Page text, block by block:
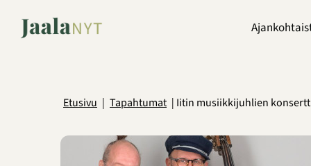
sisältöön
Etusivu Tapahtumat Iitin musiikkijuhlien